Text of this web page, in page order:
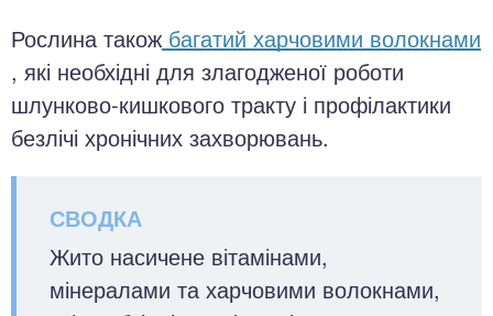
Рослина також багатий харчовими волокнами
, які необхідні для злагодженої роботи
шлунково-кишкового тракту і профілактики
безлічі хронічних захворювань.
Жито насичене вітамінами,
мінералами та харчовими волокнами,